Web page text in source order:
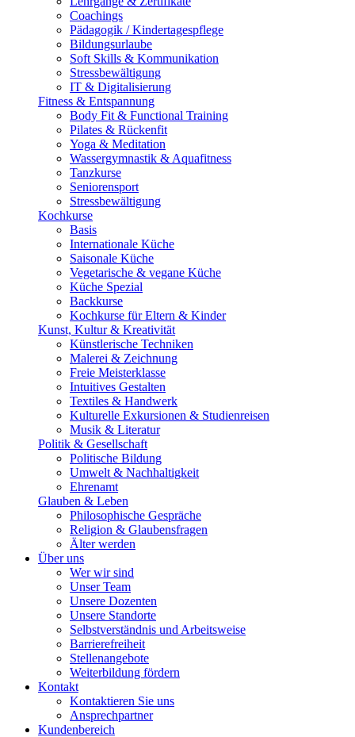
Coachings
Pädagogik / Kindertagespflege
Bildungsurlaube
Soft Skills & Kommunikation
Stressbewältigung
IT & Digitalisierung
Fitness & Entspannung
Body Fit & Functional Training
Pilates & Rückenfit
Yoga & Meditation
Wassergymnastik & Aquafitness
Tanzkurse
Seniorensport
Stressbewältigung
Kochkurse
Basis
Internationale Küche
Saisonale Küche
Vegetarische & vegane Küche
Küche Spezial
Backkurse
Kochkurse für Eltern & Kinder
Kunst, Kultur & Kreativität
Künstlerische Techniken
Malerei & Zeichnung
Freie Meisterklasse
Intuitives Gestalten
Textiles & Handwerk
Kulturelle Exkursionen & Studienreisen
Musik & Literatur
Politik & Gesellschaft
Politische Bildung
Umwelt & Nachhaltigkeit
Ehrenamt
Glauben & Leben
Philosophische Gespräche
Religion & Glaubensfragen
Älter werden
Über uns
Wer wir sind
Unser Team
Unsere Dozenten
Unsere Standorte
Selbstverständnis und Arbeitsweise
Barrierefreiheit
Stellenangebote
Weiterbildung fördern
Kontakt
Kontaktieren Sie uns
Ansprechpartner
Kundenbereich